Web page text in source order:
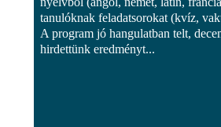
tanulóknak feladatsorokat (kvíz,
A program jó hangulatban telt,
hirdettünk eredményt...